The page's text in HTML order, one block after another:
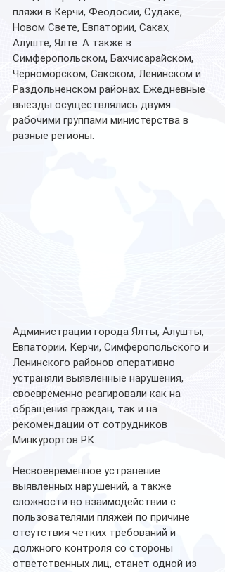
пляжи в Керчи, Феодосии, Судаке,
Новом Свете, Евпатории, Саках,
Алуште, Ялте. А также в
Симферопольском, Бахчисарайском,
Черноморском, Сакском, Ленинском и
Раздольненском районах. Ежедневные
выезды осуществлялись двумя
рабочими группами министерства в
разные регионы.
Администрации города Ялты, Алушты,
Евпатории, Керчи, Симферопольского и
Ленинского районов оперативно
устраняли выявленные нарушения,
своевременно реагировали как на
обращения граждан, так и на
рекомендации от сотрудников
Минкурортов РК.
Несвоевременное устранение
выявленных нарушений, а также
сложности во взаимодействии с
пользователями пляжей по причине
отсутствия четких требований и
должного контроля со стороны
ответственных лиц, станет одной из